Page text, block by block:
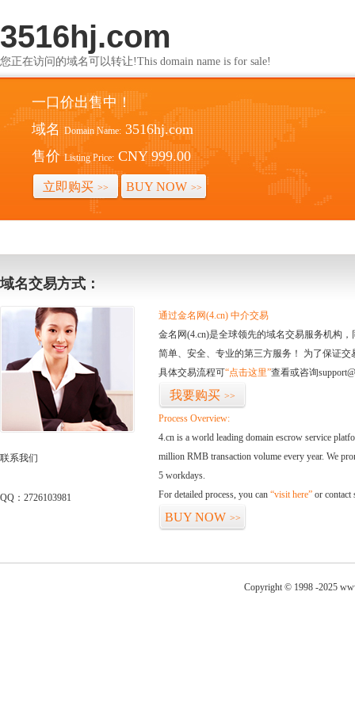
3516hj.com
您正在访问的域名可以转让!This domain name is for sale!
一口价出售中！
域名 Domain Name: 3516hj.com
售价 Listing Price: CNY 999.00
立即购买 >> BUY NOW >>
域名交易方式：
联系我们
QQ：2726103981
通过金名网(4.cn) 中介交易
金名网(4.cn)是全球领先的域名交易服务机构
简单、安全、专业的第三方服务！ 为了保证
具体交易流程可“点击这里”查看或咨询
我要购买 >>
Process Overview:
4.cn is a world leading domain escrow service
million RMB transaction volume every year. We
5 workdays.
For detailed process, you can “visit here” or contact
BUY NOW >>
Copyright © 1998 -2025